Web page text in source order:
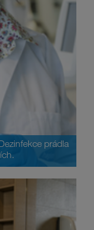
prádla